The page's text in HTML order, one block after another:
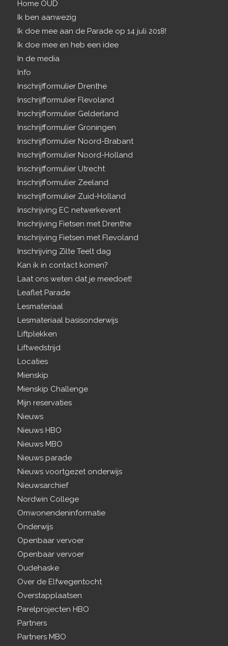
Home OUD
Ik ben aanwezig
Ik doe mee aan de Parade op 14 juli 2018!
Ik doe mee en heb een idee
In de media
Info
Inschrijfformulier Drenthe
Inschrijfformulier Flevoland
Inschrijfformulier Gelderland
Inschrijfformulier Groningen
Inschrijfformulier Noord-Brabant
Inschrijfformulier Noord-Holland
Inschrijfformulier Utrecht
Inschrijfformulier Zeeland
Inschrijfformulier Zuid-Holland
Inschrijving EC netwerkevent
Inschrijving Fietsen met Drenthe
Inschrijving Fietsen met Flevoland
Inschrijving Zilte Teelt dag
Kan ik in contact komen?
Laat ons weten dat je meedoet!
Leaflet Parade
Lesmateriaal
Lesmateriaal basisonderwijs
Liftplekken
Liftwedstrijd
Locaties
Mienskip
Mienskip Challenge
Mijn reservaties
Nieuws
Nieuws HBO
Nieuws MBO
Nieuws parade
Nieuws voortgezet onderwijs
Nieuwsarchief
Nordwin College
Omwonendeninformatie
Onderwijs
Openbaar vervoer
Openbaar vervoer
Oudehaske
Over de Elfwegentocht
Overstapplaatsen
Parelprojecten HBO
Partners
Partners MBO